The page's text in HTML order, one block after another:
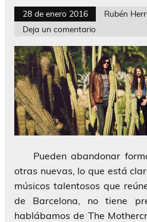
28 de enero 2016
Rubén
Deja un comentario
Pueden abandonar
otras nuevas, lo que está
músicos talentosos que
de Barcelona, no tiene
hablábamos de The